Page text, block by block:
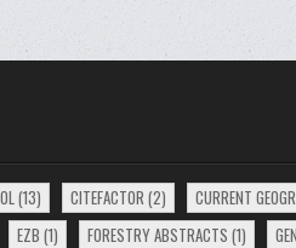
(13) CITEFACTOR (2) CURRENT
EZB (1) FORESTRY ABSTRACTS (1)